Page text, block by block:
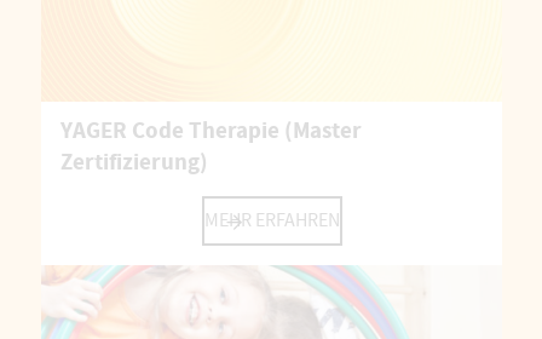
YAGER Code Therapie (Master
Zertifizierung)
MEHR ERFAHREN